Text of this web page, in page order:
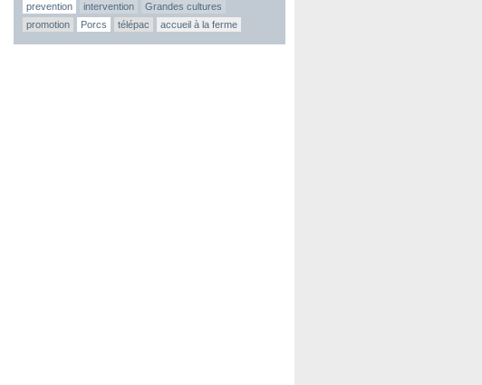
prevention
intervention
Grandes cultures
promotion
Porcs télépac accueil à la ferme